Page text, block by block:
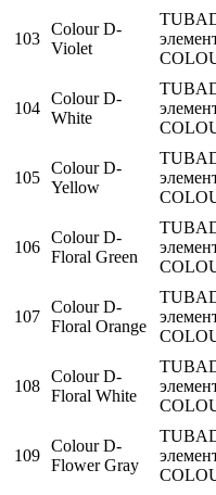
103
Colour D-
Violet
104
Colour D-
White
105
Colour D-
Yellow
106
Colour D-
Floral Green
107
Colour D-
Floral Orange
108
Colour D-
Floral White
109
Colour D-
Flower Gray